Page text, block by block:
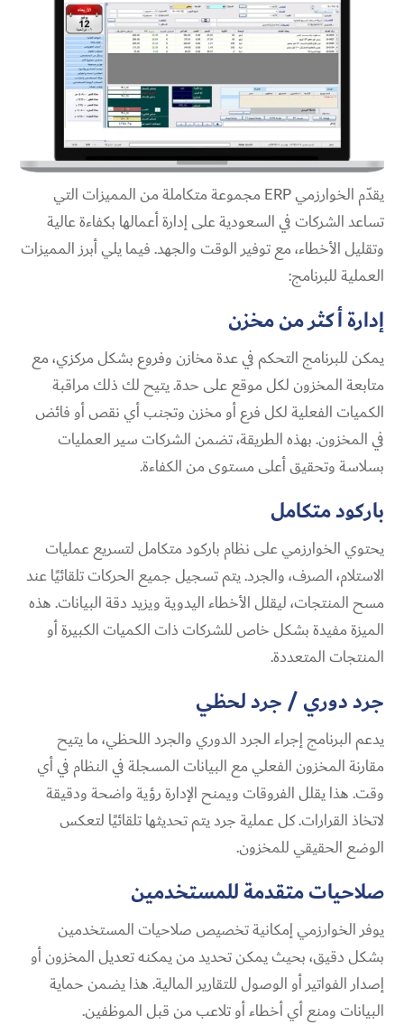
يقدّم الخوارزمي ERP مجموعة متكاملة من المميزات التي
تساعد الشركات في السعودية على إدارة أعمالها بكفاءة عالية
وتقليل الأخطاء، مع توفير الوقت والجهد. فيما يلي أبرز المميزات
العملية للبرنامج:
إدارة أكثر من مخزن
يمكن للبرنامج التحكم في عدة مخازن وفروع بشكل مركزي، مع
متابعة المخزون لكل موقع على حدة. يتيح لك ذلك مراقبة
الكميات الفعلية لكل فرع أو مخزن وتجنب أي نقص أو فائض
في المخزون. بهذه الطريقة، تضمن الشركات سير العمليات
بسلاسة وتحقيق أعلى مستوى من الكفاءة.
باركود متكامل
يحتوي الخوارزمي على نظام باركود متكامل لتسريع عمليات
الاستلام، الصرف، والجرد. يتم تسجيل جميع الحركات تلقائيًا عند
مسح المنتجات، ليقلل الأخطاء اليدوية ويزيد دقة البيانات. هذه
الميزة مفيدة بشكل خاص للشركات ذات الكميات الكبيرة أو
المنتجات المتعددة.
جرد دوري / جرد لحظي
يدعم البرنامج إجراء الجرد الدوري والجرد اللحظي، ما يتيح
مقارنة المخزون الفعلي مع البيانات المسجلة في النظام في أي
وقت. هذا يقلل الفروقات ويمنح الإدارة رؤية واضحة ودقيقة
لاتخاذ القرارات. كل عملية جرد يتم تحديثها تلقائيًا لتعكس
الوضع الحقيقي للمخزون.
صلاحيات متقدمة للمستخدمين
يوفر الخوارزمي إمكانية تخصيص صلاحيات المستخدمين
بشكل دقيق، بحيث يمكن تحديد من يمكنه تعديل المخزون أو
إصدار الفواتير أو الوصول للتقارير المالية. هذا يضمن حماية
البيانات ومنع أي أخطاء أو تلاعب من قبل الموظفين.